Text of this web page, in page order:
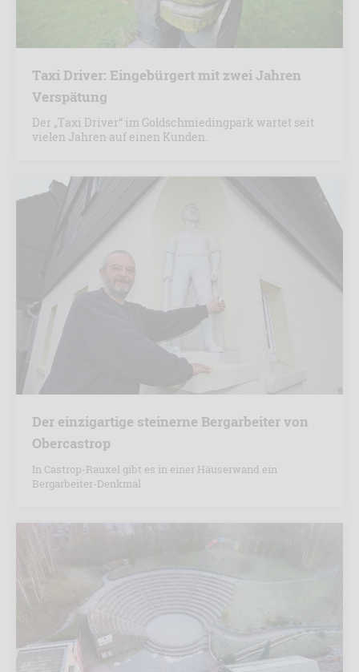
Taxi Driver: Eingebürgert mit zwei Jahren
Verspätung
Der „Taxi Driver“ im Goldschmiedingpark wartet seit
vielen Jahren auf einen Kunden.
Der einzigartige steinerne Bergarbeiter von
Obercastrop
In Castrop-Rauxel gibt es in einer Häuserwand ein
Bergarbeiter-Denkmal